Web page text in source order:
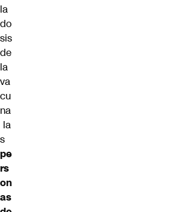
la
do
sis
de
la
va
cu
na
la
s
pe
rs
on
as